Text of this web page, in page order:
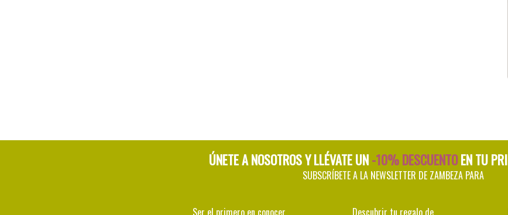
ÚNETE A NOSOTROS Y LLÉVATE UN-10% DESCUENTOEN TU
SUBSCRÍBETE A LA NEWSLETTER DE ZAMBEZA PARA
Ser el primero en conocer Descubrir tu regalo de